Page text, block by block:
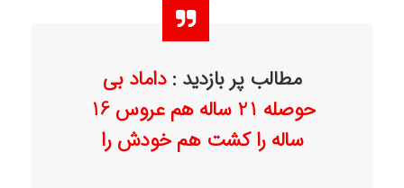
مطالب پر بازدید :داماد بی
حوصله 21 ساله هم عروس 16
ساله را کشت هم خودش را